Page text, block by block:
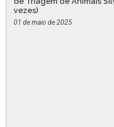
vezes)
01 de maio de 2025